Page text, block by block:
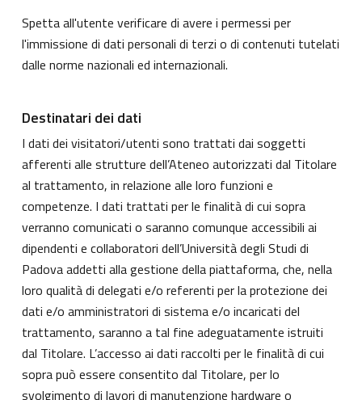
Spetta all'utente verificare di avere i permessi per
l'immissione di dati personali di terzi o di contenuti tutelati
dalle norme nazionali ed internazionali.
Destinatari dei dati
I dati dei visitatori/utenti sono trattati dai soggetti
afferenti alle strutture dell’Ateneo autorizzati dal Titolare
al trattamento, in relazione alle loro funzioni e
competenze. I dati trattati per le finalità di cui sopra
verranno comunicati o saranno comunque accessibili ai
dipendenti e collaboratori dell’Università degli Studi di
Padova addetti alla gestione della piattaforma, che, nella
loro qualità di delegati e/o referenti per la protezione dei
dati e/o amministratori di sistema e/o incaricati del
trattamento, saranno a tal fine adeguatamente istruiti
dal Titolare. L’accesso ai dati raccolti per le finalità di cui
sopra può essere consentito dal Titolare, per lo
svolgimento di lavori di manutenzione hardware o